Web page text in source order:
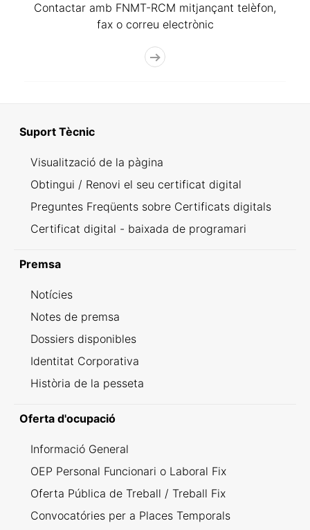
Contactar amb FNMT-RCM mitjançant telèfon,
fax o correu electrònic
Suport Tècnic
Visualització de la pàgina
Obtingui / Renovi el seu certificat digital
Preguntes Freqüents sobre Certificats digitals
Certificat digital - baixada de programari
Premsa
Notícies
Notes de premsa
Dossiers disponibles
Identitat Corporativa
Història de la pesseta
Oferta d'ocupació
Informació General
OEP Personal Funcionari o Laboral Fix
Oferta Pública de Treball / Treball Fix
Convocatóries per a Places Temporals